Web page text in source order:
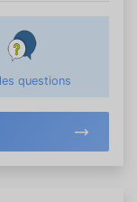
questions